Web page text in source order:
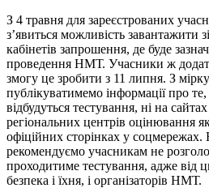
З 4 травня для зареєстрованих
з’явиться можливість завантажити
кабінетів запрошення, де буде
проведення НМТ. Учасники ж
змогу це зробити з 11 липня. З
публікуватимемо інформації про те,
відбудуться тестування, ні на
регіональних центрів оцінювання
офіційних сторінках у соцмережах.
рекомендуємо учасникам не
проходитиме тестування, адже від
безпека і їхня, і організаторів НМТ.